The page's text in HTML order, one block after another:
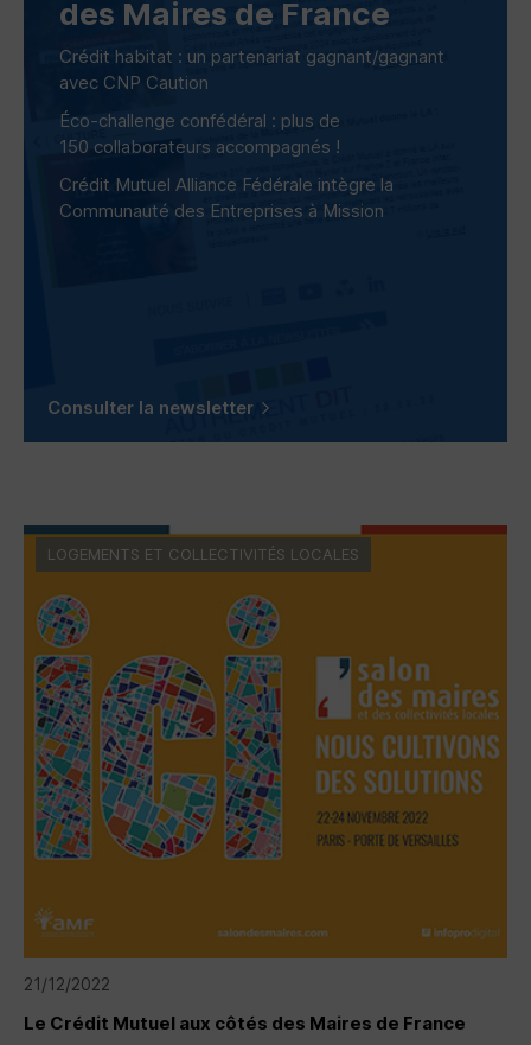
des Maires de France
Crédit habitat : un partenariat gagnant/gagnant
avec CNP Caution
Éco-challenge confédéral : plus de
150 collaborateurs accompagnés !
Crédit Mutuel Alliance Fédérale intègre la
Communauté des Entreprises à Mission
Consulter la newsletter
21/12/2022
Le Crédit Mutuel aux côtés des Maires de France
LOGEMENTS ET COLLECTIVITÉS LOCALES